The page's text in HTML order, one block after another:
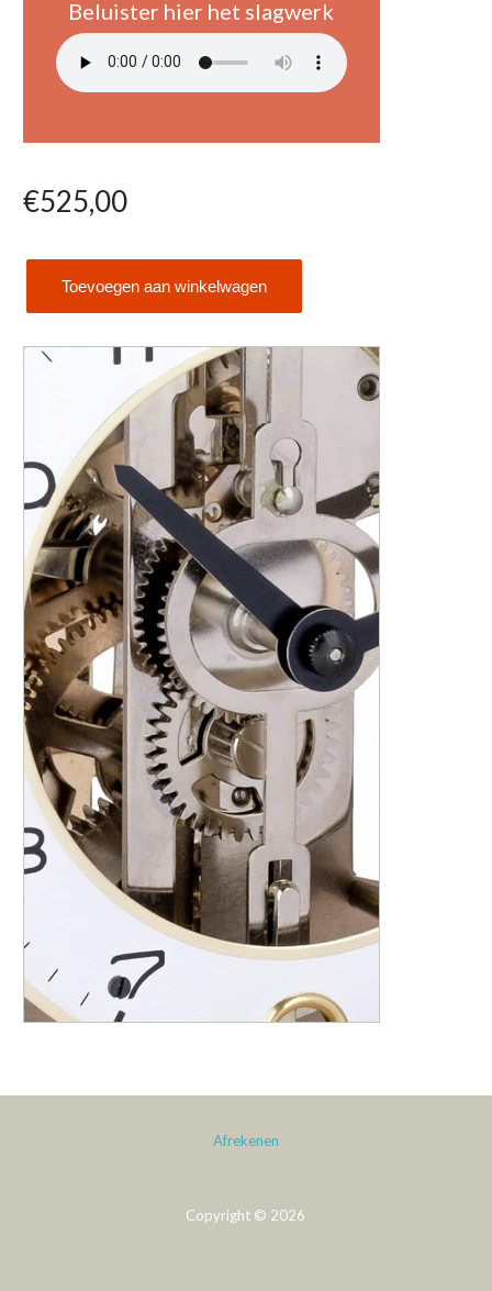
Beluister hier het slagwerk
€525,00
Hermle
740791
Toevoegen aan winkelwagen
Afrekenen
Copyright © 2026